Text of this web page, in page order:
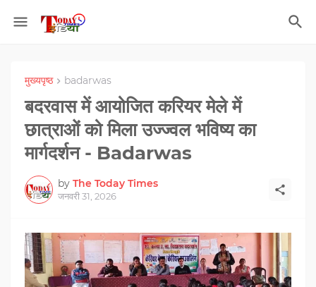
मुख्यपृष्ठ badarwas
बदरवास में आयोजित करियर मेले में
छात्राओं को मिला उज्ज्वल भविष्य का
मार्गदर्शन - Badarwas
by The Today Times
जनवरी 31, 2026